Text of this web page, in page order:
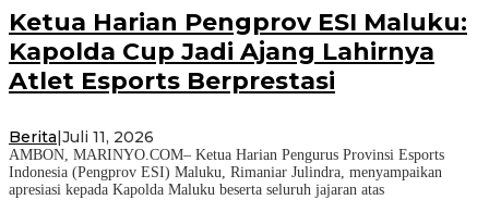
Ketua Harian Pengprov ESI Maluku:
Kapolda Cup Jadi Ajang Lahirnya
Atlet Esports Berprestasi
Berita Juli 11, 2026
AMBON, MARINYO.COM– Ketua Harian Pengurus Provinsi Esports
Indonesia (Pengprov ESI) Maluku, Rimaniar Julindra, menyampaikan
apresiasi kepada Kapolda Maluku beserta seluruh jajaran atas